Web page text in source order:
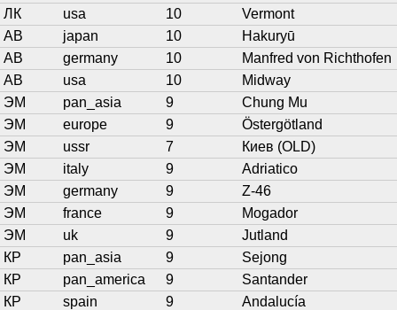
ЛК
usa 10
Vermont
АВ
japan 10
Hakuryū
АВ
germany 10
Manfred von Richthofen
АВ
usa 10
Midway
ЭМ
pan_asia 9
Chung Mu
ЭМ
europe 9
Östergötland
ЭМ
ussr 7
Киев (OLD)
ЭМ
italy 9
Adriatico
ЭМ
germany 9
Z-46
ЭМ
france 9
Mogador
ЭМ
uk 9
Jutland
КР
pan_asia 9
Sejong
КР
pan_america 9
Santander
КР
spain 9
Andalucía